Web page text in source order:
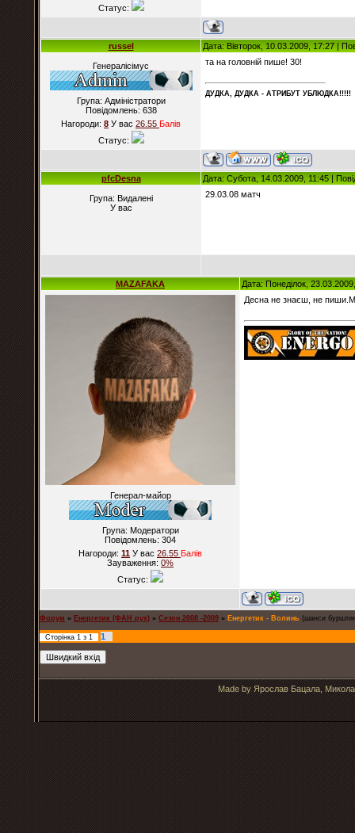
Статус:
russel Дата: Вівторок, 10.03.2009, 17:27 |
Генералісімус
Група: Адміністратори
Повідомлень: 638
Нагороди: 8 У вас 26.55 Балiв
Статус:
та на головній пише! 30!
ДУДКА, ДУДКА - АТРИБУT УБЛЮДКА!!!!!
pfcDesna Дата: Субота, 14.03.2009, 11:45 |
Група: Видалені
У вас
29.03.08 матч
MAZAFAKA Дата: Понеділок,
Генерал-майор
Група: Модератори
Повідомлень: 304
Нагороди: 11 У вас 26.55 Балiв
Зауваження: 0%
Статус:
Десна не знаєш, не
Форум » Енергетик (ФАН рух) » Cезон 2008 -2009 » Енергетик - Волинь (шанси
Сторінка 1 з 1 1
Made by Ярослав Бацала,